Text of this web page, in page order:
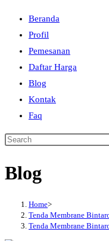
Beranda
Profil
Pemesanan
Daftar Harga
Blog
Kontak
Faq
Search
website
Blog
Home>
Tenda Membrane
Tenda Membrane